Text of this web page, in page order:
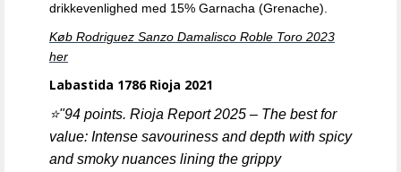
drikkevenlighed med 15% Garnacha (Grenache).
Køb Rodriguez Sanzo Damalisco Roble Toro 2023
her
Labastida 1786 Rioja 2021
⭐"94 points. Rioja Report 2025 – The best for
value: Intense savouriness and depth with spicy
and smoky nuances lining the grippy